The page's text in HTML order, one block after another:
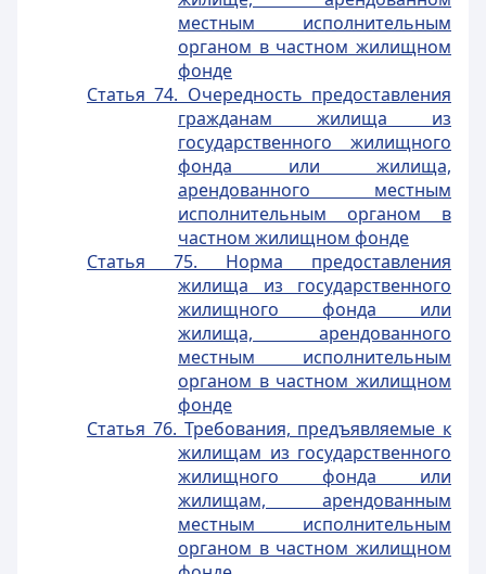
местным исполнительным
органом в частном жилищном
фонде
Статья 74. Очередность предоставления
гражданам жилища из
государственного жилищного
фонда или жилища,
арендованного местным
исполнительным органом в
частном жилищном фонде
Статья 75. Норма предоставления
жилища из государственного
жилищного фонда или
жилища, арендованного
местным исполнительным
органом в частном жилищном
фонде
Статья 76. Требования, предъявляемые к
жилищам из государственного
жилищного фонда или
жилищам, арендованным
местным исполнительным
органом в частном жилищном